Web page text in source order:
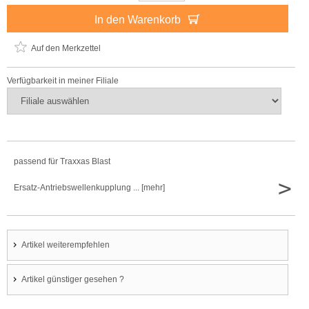
In den Warenkorb
Auf den Merkzettel
Verfügbarkeit in meiner Filiale
passend für Traxxas Blast
Ersatz-Antriebswellenkupplung ... [mehr] >
Artikel weiterempfehlen
Artikel günstiger gesehen ?